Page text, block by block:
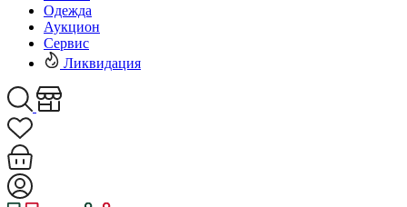
Одежда
Аукцион
Сервис
Ликвидация